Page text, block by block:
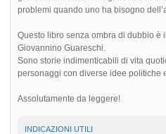
problemi quando uno ha bisogno
Questo libro senza ombra di dubbio è
Giovannino Guareschi.
Sono storie indimenticabili di vita
personaggi con diverse idee politiche
Assolutamente da leggere!
INDICAZIONI UTILI